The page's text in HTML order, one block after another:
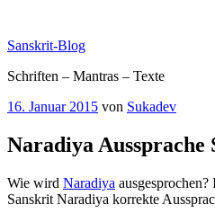
springen
Sanskrit-Blog
Schriften – Mantras – Texte
Veröffentlicht
16. Januar 2015 von Sukadev
Naradiya Aussprache
Wie wird Naradiya
Sanskrit Naradiya korrekte